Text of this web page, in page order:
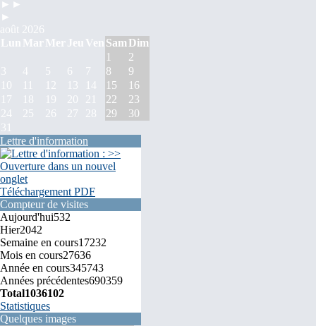
►►
►
août 2026
Lun Mar Mer Jeu Ven Sam Dim
1
2
3
4 5 6 7 8
9
10
11 12 13 14 15
16
17
18 19 20 21 22
23
24
25 26 27 28 29
30
31
Lettre d'information
Téléchargement PDF
Compteur de visites
Aujourd'hui532
Hier2042
Semaine en cours17232
Mois en cours27636
Année en cours345743
Années précédentes690359
Total1036102
Statistiques
Quelques images